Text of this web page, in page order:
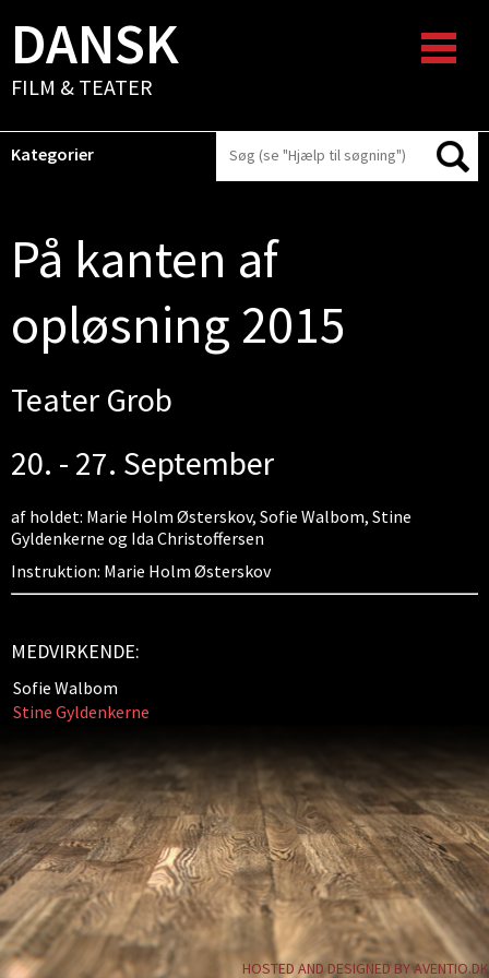
DANSK
FILM & TEATER
Kategorier
På kanten af
opløsning 2015
Teater Grob
20. - 27. September
af holdet: Marie Holm Østerskov, Sofie Walbom, Stine
Gyldenkerne og Ida Christoffersen
Instruktion: Marie Holm Østerskov
MEDVIRKENDE:
Sofie Walbom
Stine Gyldenkerne
HOSTED AND DESIGNED BY AVENTIO.DK